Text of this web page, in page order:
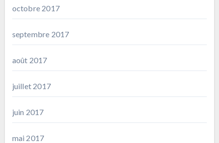
octobre 2017
septembre 2017
août 2017
juillet 2017
juin 2017
mai 2017